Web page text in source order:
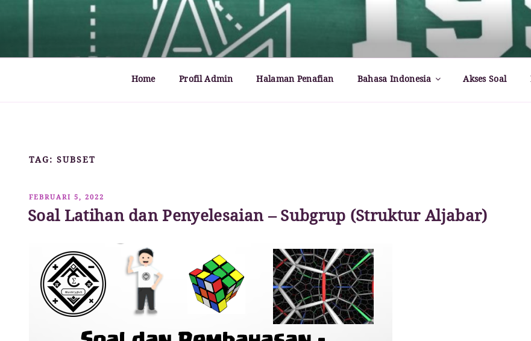
MATHCYBER1997
God used beautiful mathematics in creating the world – Paul Dirac
Home Profil Admin Halaman Penafian Bahasa Indonesia Akses Soal
TAG: SUBSET
DIPOSKAN
PADA
FEBRUARI 5, 2022
Soal Latihan dan Penyelesaian – Subgrup (Struktur Aljabar)